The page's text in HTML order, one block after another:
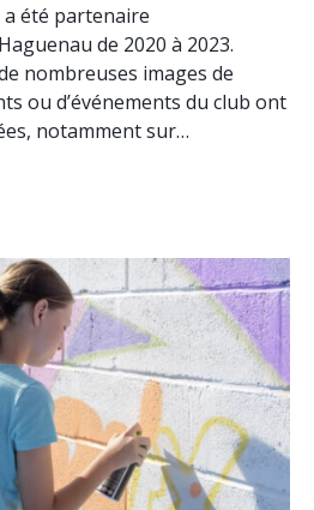
été partenaire
de 2020 à 2023.
nombreuses images de
ou d’événements du club ont
notamment sur…